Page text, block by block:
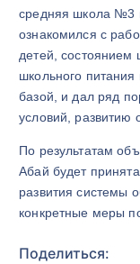
средняя школа №3
ознакомился с
детей, состоянием
школьного
базой, и дал ряд
условий, развитию
По результатам
Абай будет
развития системы
конкретные меры
Поделиться: